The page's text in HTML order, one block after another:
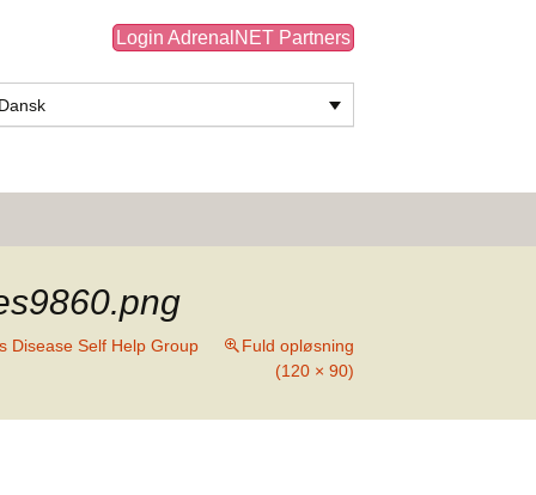
Login AdrenalNET Partners
Disease Self Help Group
Fuld opløsning
(120 × 90)